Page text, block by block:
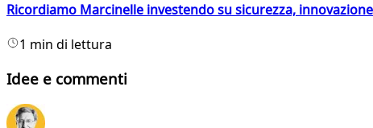
Ricordiamo Marcinelle investendo su sicurezza,
1 min di lettura
Idee e commenti